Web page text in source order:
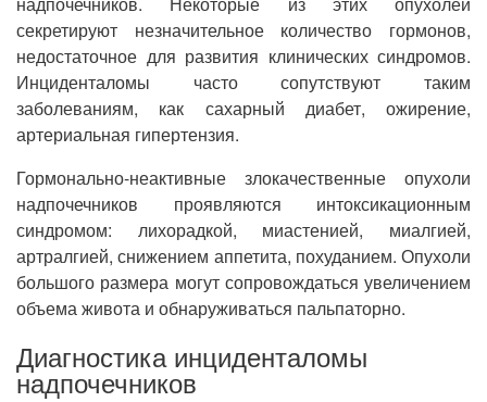
секретируют незначительное количество гормонов,
недостаточное для развития клинических синдромов.
Инциденталомы часто сопутствуют таким
заболеваниям, как сахарный диабет, ожирение,
артериальная гипертензия.
Гормонально-неактивные злокачественные опухоли
надпочечников проявляются интоксикационным
синдромом: лихорадкой, миастенией, миалгией,
артралгией, снижением аппетита, похуданием. Опухоли
большого размера могут сопровождаться увеличением
объема живота и обнаруживаться пальпаторно.
Диагностика инциденталомы
надпочечников